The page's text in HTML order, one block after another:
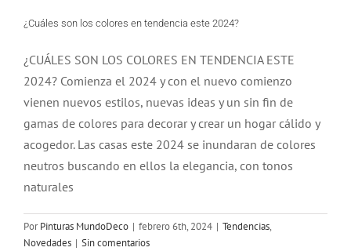
¿Cuáles son los colores en tendencia este 2024?
¿CUÁLES SON LOS COLORES EN TENDENCIA ESTE
2024? Comienza el 2024 y con el nuevo comienzo
vienen nuevos estilos, nuevas ideas y un sin fin de
gamas de colores para decorar y crear un hogar cálido y
acogedor. Las casas este 2024 se inundaran de colores
neutros buscando en ellos la elegancia, con tonos
naturales
PorPinturas MundoDeco | febrero 6th, 2024 | Tendencias,
Novedades | Sin comentarios